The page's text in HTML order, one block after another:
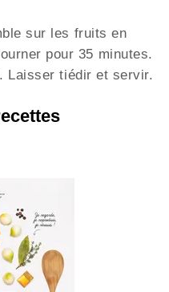
sur les fruits en
pour 35 minutes.
Laisser tiédir et servir.